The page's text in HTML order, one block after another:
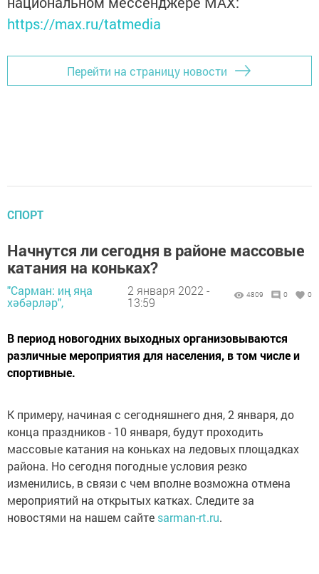
https://max.ru/tatmedia
Перейти на страницу новости
СПОРТ
Начнутся ли сегодня в районе массовые
катания на коньках?
"Сарман: иң яңа
хәбәрләр",
2 января 2022 -
13:59
4809 0 0
В период новогодних выходных организовываются
различные мероприятия для населения, в том числе и
спортивные.
К примеру, начиная с сегодняшнего дня, 2 января, до
конца праздников - 10 января, будут проходить
массовые катания на коньках на ледовых площадках
района. Но сегодня погодные условия резко
изменились, в связи с чем вполне возможна отмена
мероприятий на открытых катках. Следите за
новостями на нашем сайте sarman-rt.ru.